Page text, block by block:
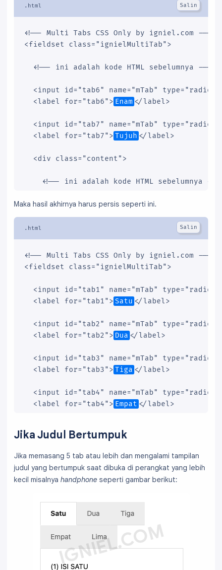
<!-- Multi Tabs CSS Only by igniel.com -->
<fieldset class="ignielMultiTab">
<!-- ini adalah kode HTML sebelumnya -->
<input id="tab6" name="mTab" type="radio"/
  <label for="tab6">
Enam </label>
<input id="tab7" name="mTab" type="radio"/
  <label for="tab7">
Tujuh </label>
  <div class="content">
<!-- ini adalah kode HTML sebelumnya -->
    <div class="tab6">
(6) ISI ENAM
    </div>
    <div class="tab7">
</fieldset>
Maka hasil akhirnya harus persis seperti ini.
<!-- Multi Tabs CSS Only by igniel.com -->
<fieldset class="ignielMultiTab">
<input id="tab1" name="mTab" type="radio"
  <label for="tab1">
Satu </label>
<input id="tab2" name="mTab" type="radio"/
  <label for="tab2">
Dua </label>
<input id="tab3" name="mTab" type="radio"/
  <label for="tab3">
Tiga </label>
<input id="tab4" name="mTab" type="radio"/
  <label for="tab4">
Empat </label>
  <label for="tab5">
Lima
<input id="tab6" name="mTab" type="radio"/
  <label for="tab6">
Enam </label>
    <div class="tab1">
(1) ISI SATU
Jika Judul Bertumpuk
Jika memasang 5 tab atau lebih dan mengalami tampilan
judul yang bertumpuk saat dibuka di perangkat yang lebih
kecil misalnya handphone seperti gambar berikut: